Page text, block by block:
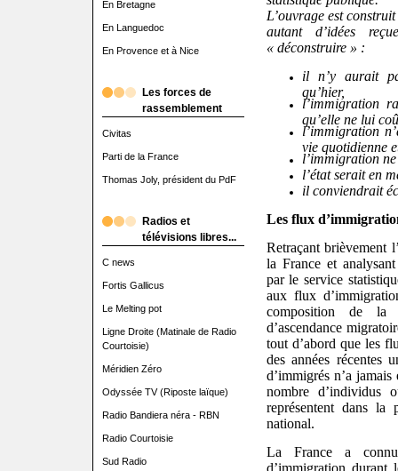
En Bretagne
En Languedoc
En Provence et à Nice
Les forces de
rassemblement
Civitas
Parti de la France
Thomas Joly, président du PdF
Radios et
télévisions libres...
C news
Fortis Gallicus
Le Melting pot
Ligne Droite (Matinale de Radio
Courtoisie)
Méridien Zéro
Odyssée TV (Riposte laïque)
Radio Bandiera néra - RBN
Radio Courtoisie
Sud Radio
L’ouvrage est
autant d’idées
« déconstruire » :
il n’y aurait
qu’hier,
l’immigration
qu’elle ne lui
l’immigration
vie quotidienne
l’immigration
l’état serait en
il conviendrait
Les flux
Retraçant brièvement
la France et
par le service
aux flux
composition de la
d’ascendance
tout d’abord que les
des années récentes
d’immigrés n’a
nombre d’individus
représentent dans la
national.
La France a